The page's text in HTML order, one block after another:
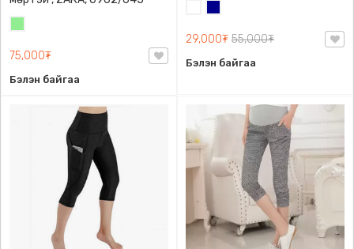
75,000₮
Бэлэн байгаа
29,000₮ 55,000₮
Бэлэн байгаа